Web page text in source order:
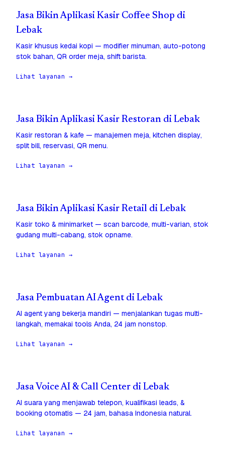
Jasa Bikin Aplikasi Kasir Coffee Shop di
Lebak
Kasir khusus kedai kopi — modifier minuman, auto-potong
stok bahan, QR order meja, shift barista.
Lihat layanan →
Jasa Bikin Aplikasi Kasir Restoran di Lebak
Kasir restoran & kafe — manajemen meja, kitchen display,
split bill, reservasi, QR menu.
Lihat layanan →
Jasa Bikin Aplikasi Kasir Retail di Lebak
Kasir toko & minimarket — scan barcode, multi-varian, stok
gudang multi-cabang, stok opname.
Lihat layanan →
Jasa Pembuatan AI Agent di Lebak
AI agent yang bekerja mandiri — menjalankan tugas multi-
langkah, memakai tools Anda, 24 jam nonstop.
Lihat layanan →
Jasa Voice AI & Call Center di Lebak
AI suara yang menjawab telepon, kualifikasi leads, &
booking otomatis — 24 jam, bahasa Indonesia natural.
Lihat layanan →